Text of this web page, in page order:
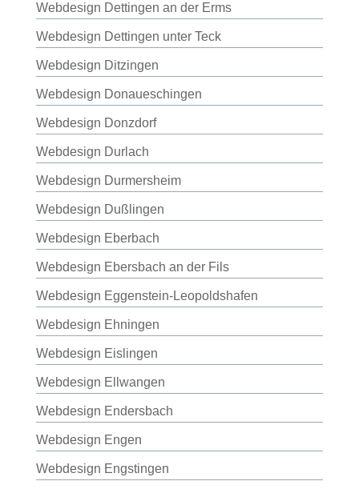
Webdesign Dettingen an der Erms
Webdesign Dettingen unter Teck
Webdesign Ditzingen
Webdesign Donaueschingen
Webdesign Donzdorf
Webdesign Durlach
Webdesign Durmersheim
Webdesign Dußlingen
Webdesign Eberbach
Webdesign Ebersbach an der Fils
Webdesign Eggenstein-Leopoldshafen
Webdesign Ehningen
Webdesign Eislingen
Webdesign Ellwangen
Webdesign Endersbach
Webdesign Engen
Webdesign Engstingen